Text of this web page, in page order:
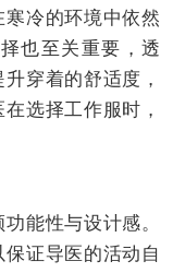
冷的环境中依然
也至关重要，透
穿着的舒适度，
选择工作服时，
能性与设计感。
证导医的活动自